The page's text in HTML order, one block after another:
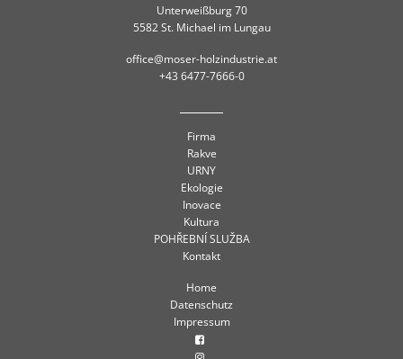
Unterweißburg 70
5582 St. Michael im Lungau
office@moser-holzindustrie.at
+43 6477-7666-0
Firma
Rakve
URNY
Ekologie
Inovace
Kultura
POHŘEBNÍ SLUŽBA
Kontakt
Home
Datenschutz
Impressum